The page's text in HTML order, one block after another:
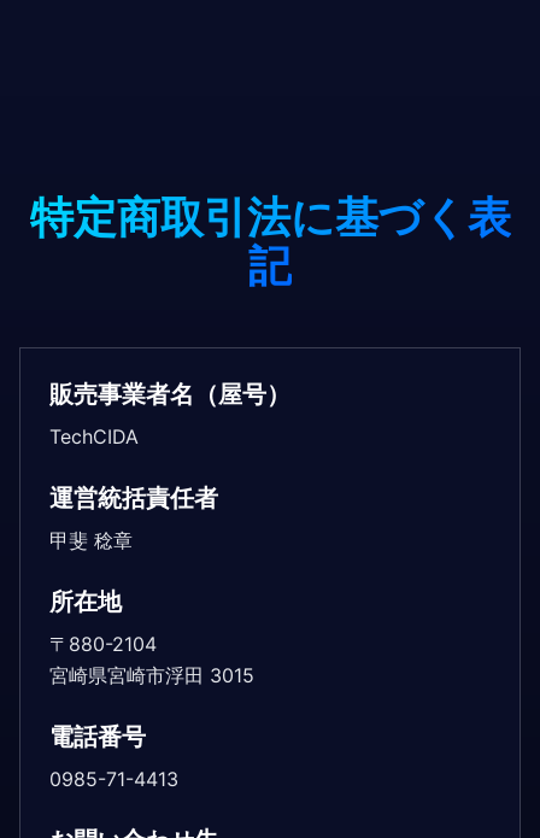
特定商取引法に基づく表
記
販売事業者名（屋号）
TechCIDA
運営統括責任者
甲斐 稔章
所在地
〒880-2104
宮崎県宮崎市浮田 3015
電話番号
0985-71-4413